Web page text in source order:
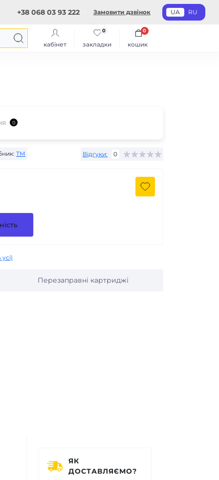
+38 068 03 93 222 Замовити дзвінок UA RU
кабінет закладки
0
кошик
0
0
ТМ Відгуки: 0
Перезаправні картриджі
ЯК
ДОСТАВЛЯЄМО?